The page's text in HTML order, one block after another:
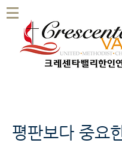
평판보다 중요